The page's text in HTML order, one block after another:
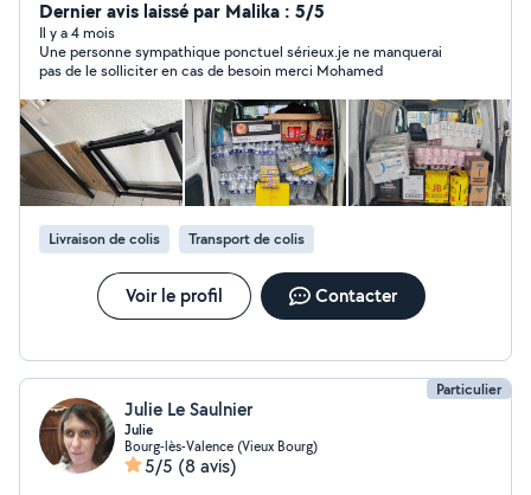
électroménager, végétaux, gravats, cartons, etc.).
Montage de meubles : assemblage rapide et soigné de
vos meubles. Retrait et livraison : récupération de
meubles, colis ou achats en magasin et transport jusqu'à
votre domicile. Manutention et aide au déménagement
: déplacement de meubles, réorganisation d'espaces,
chargement et déchargement. Service événementiel :
serveur pour mariages, anniversaires, réceptions et
autres événements. Ménage et entretien : aide
ponctuelle ou régulière pour l'entretien de votre
logement. Je m'engage à fournir un travail sérieux,
soigné et efficace, avec une réponse rapide à toutes
vos demandes. N'hésitez pas à me contacter pour
échanger sur votre besoin. À bientôt !
Dernier avis laissé par Malika : 5/5
Il y a 4 mois
Une personne sympathique ponctuel sérieux.je ne manquerai
pas de le solliciter en cas de besoin merci Mohamed
Livraison de colis Transport de colis
Voir le profil Contacter
Particulier
Julie Le Saulnier
Julie
Bourg-lès-Valence (Vieux Bourg)
5/5 (8 avis)